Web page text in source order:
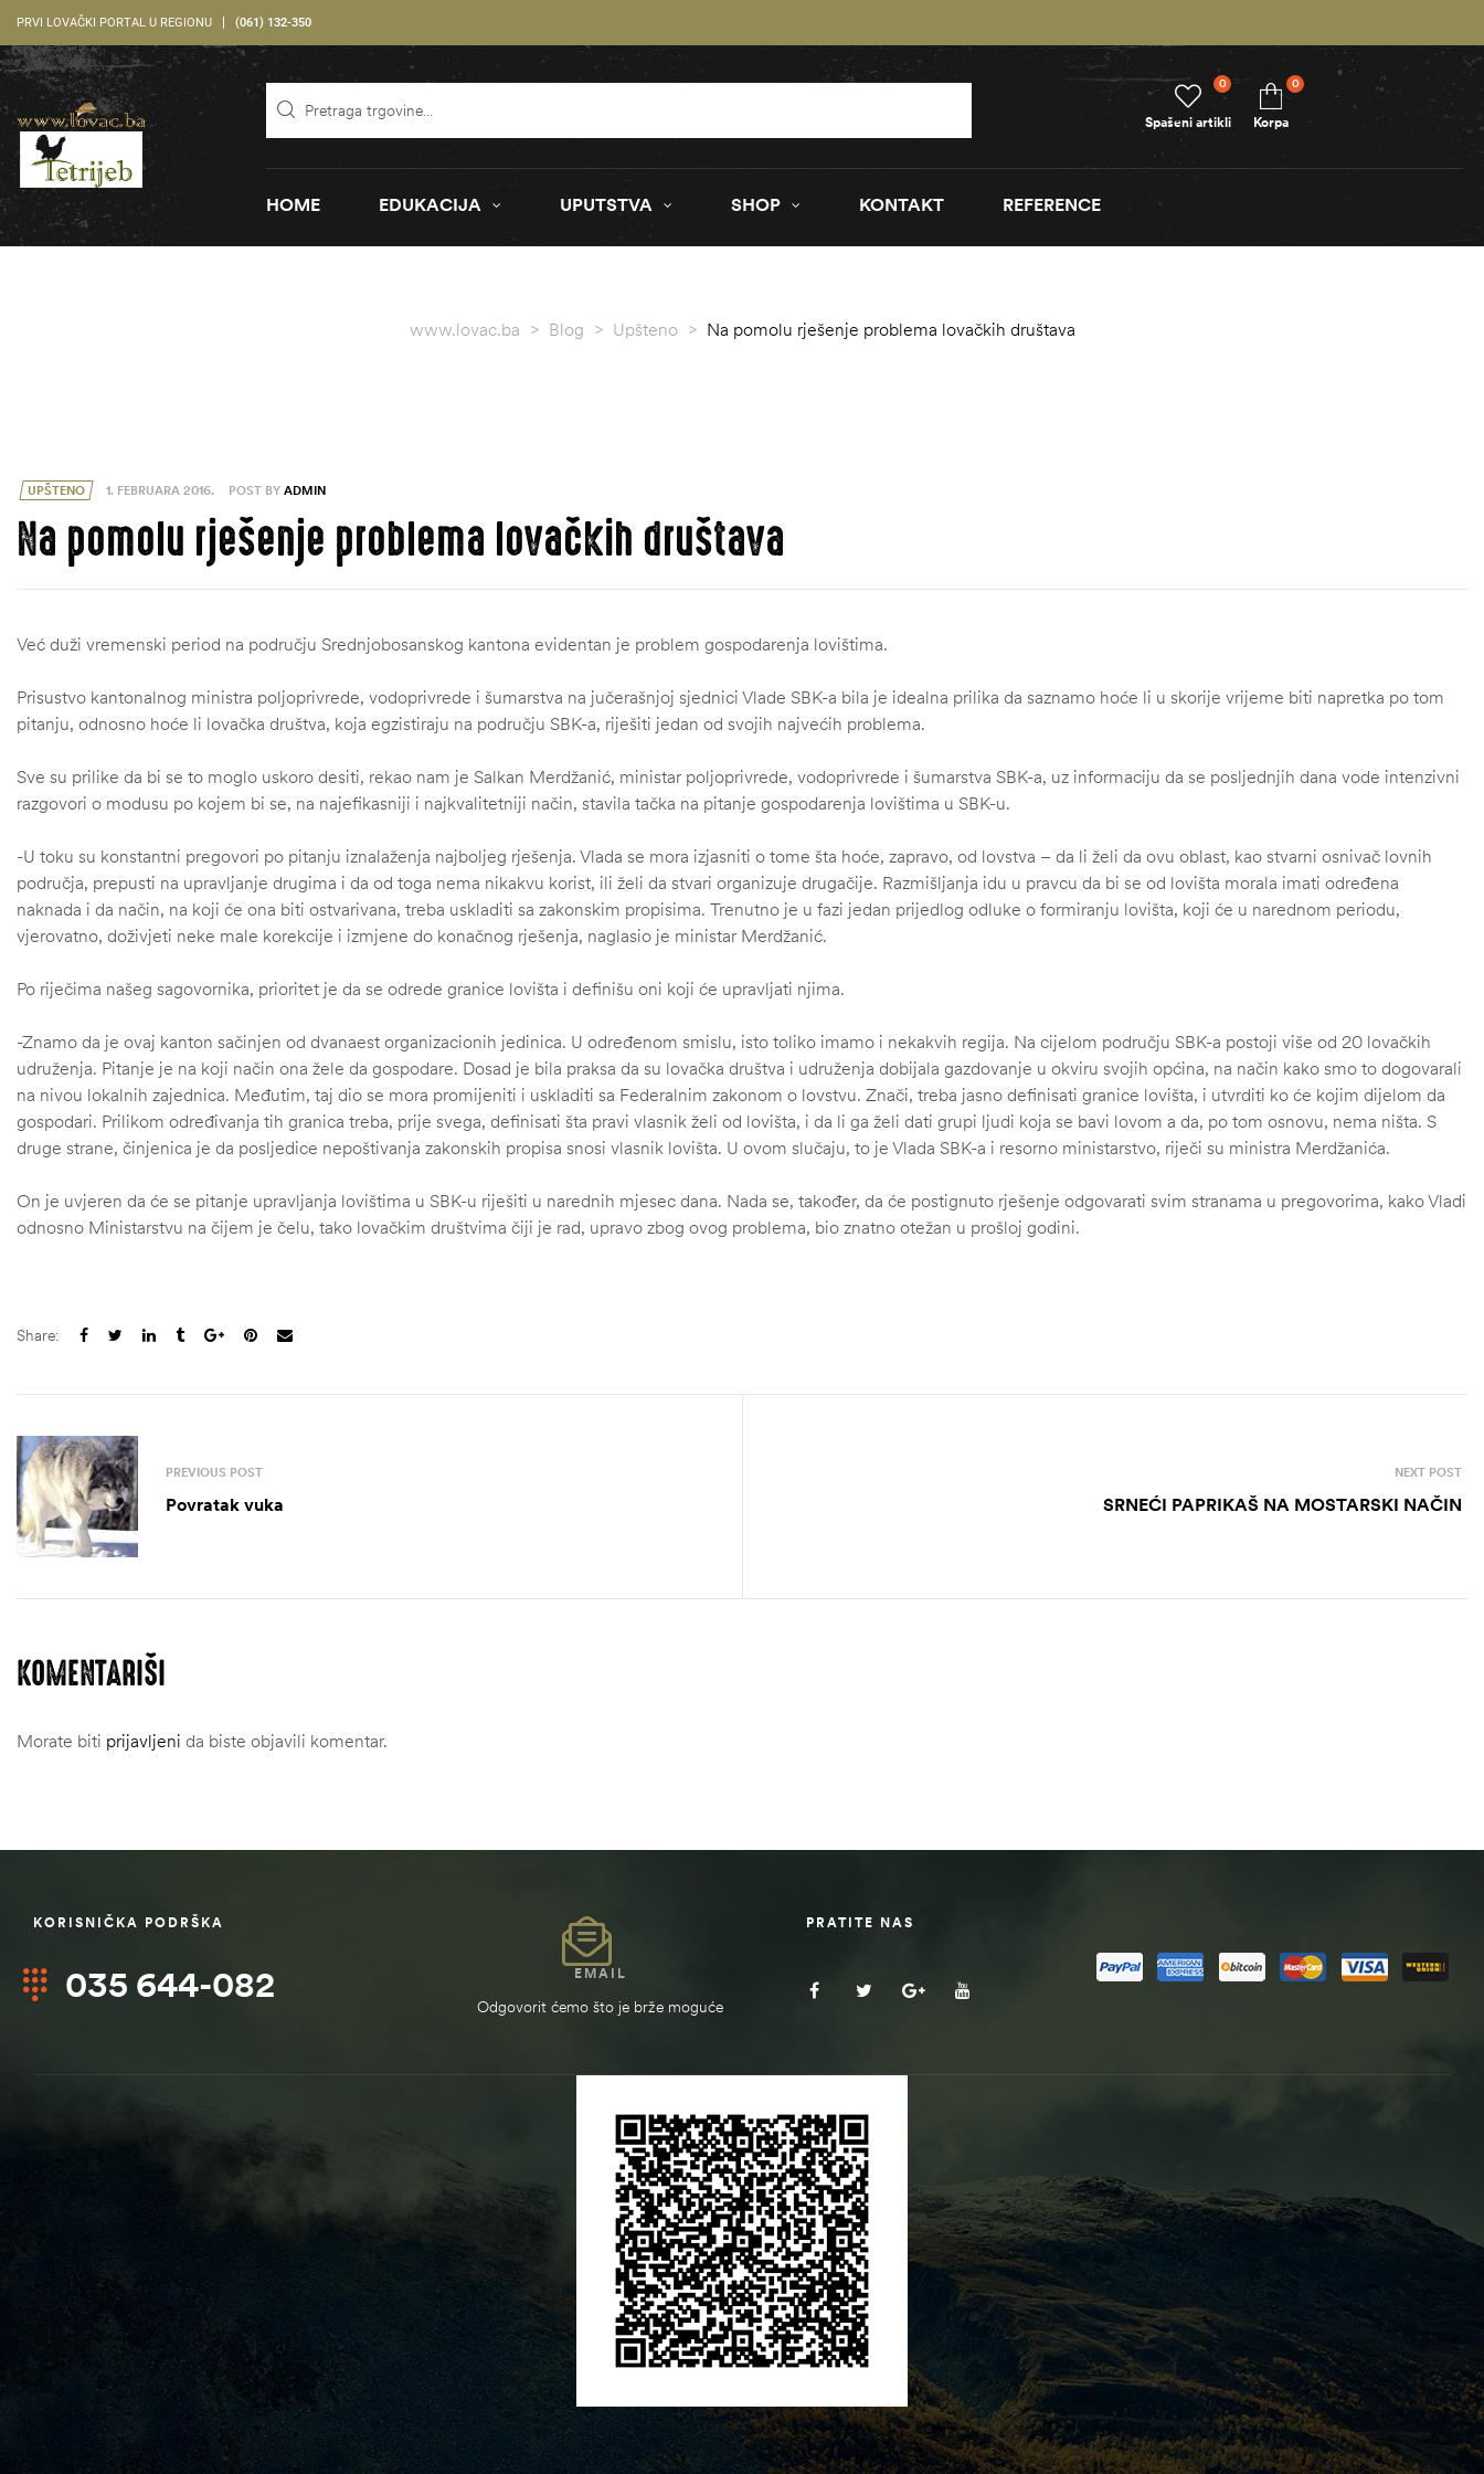
PRVI LOVAČKI PORTAL U REGIONU (061) 132-350
Spašeni artikli
0
Korpa
0
HOME EDUKACIJA UPUTSTVA SHOP KONTAKT REFERENCE
www.lovac.ba > Blog > Upšteno > Na pomolu rješenje problema lovačkih društava
UPŠTENO 1. FEBRUARA 2016. POST BY ADMIN
Na pomolu rješenje problema lovačkih društava
Već duži vremenski period na području Srednjobosanskog kantona evidentan je problem gospodarenja lovištima.
Prisustvo kantonalnog ministra poljoprivrede, vodoprivrede i šumarstva na jučerašnjoj sjednici Vlade SBK-a bila je idealna prilika da saznamo hoće li u skorije vrijeme biti napretka po tom
pitanju, odnosno hoće li lovačka društva, koja egzistiraju na području SBK-a, riješiti jedan od svojih najvećih problema.
Sve su prilike da bi se to moglo uskoro desiti, rekao nam je Salkan Merdžanić, ministar poljoprivrede, vodoprivrede i šumarstva SBK-a, uz informaciju da se posljednjih dana vode intenzivni
razgovori o modusu po kojem bi se, na najefikasniji i najkvalitetniji način, stavila tačka na pitanje gospodarenja lovištima u SBK-u.
-U toku su konstantni pregovori po pitanju iznalaženja najboljeg rješenja. Vlada se mora izjasniti o tome šta hoće, zapravo, od lovstva – da li želi da ovu oblast, kao stvarni osnivač lovnih
područja, prepusti na upravljanje drugima i da od toga nema nikakvu korist, ili želi da stvari organizuje drugačije. Razmišljanja idu u pravcu da bi se od lovišta morala imati određena
naknada i da način, na koji će ona biti ostvarivana, treba uskladiti sa zakonskim propisima. Trenutno je u fazi jedan prijedlog odluke o formiranju lovišta, koji će u narednom periodu,
vjerovatno, doživjeti neke male korekcije i izmjene do konačnog rješenja, naglasio je ministar Merdžanić.
Po riječima našeg sagovornika, prioritet je da se odrede granice lovišta i definišu oni koji će upravljati njima.
-Znamo da je ovaj kanton sačinjen od dvanaest organizacionih jedinica. U određenom smislu, isto toliko imamo i nekakvih regija. Na cijelom području SBK-a postoji više od 20 lovačkih
udruženja. Pitanje je na koji način ona žele da gospodare. Dosad je bila praksa da su lovačka društva i udruženja dobijala gazdovanje u okviru svojih općina, na način kako smo to dogovarali
na nivou lokalnih zajednica. Međutim, taj dio se mora promijeniti i uskladiti sa Federalnim zakonom o lovstvu. Znači, treba jasno definisati granice lovišta, i utvrditi ko će kojim dijelom da
gospodari. Prilikom određivanja tih granica treba, prije svega, definisati šta pravi vlasnik želi od lovišta, i da li ga želi dati grupi ljudi koja se bavi lovom a da, po tom osnovu, nema ništa. S
druge strane, činjenica je da posljedice nepoštivanja zakonskih propisa snosi vlasnik lovišta. U ovom slučaju, to je Vlada SBK-a i resorno ministarstvo, riječi su ministra Merdžanića.
On je uvjeren da će se pitanje upravljanja lovištima u SBK-u riješiti u narednih mjesec dana. Nada se, također, da će postignuto rješenje odgovarati svim stranama u pregovorima, kako Vladi
odnosno Ministarstvu na čijem je čelu, tako lovačkim društvima čiji je rad, upravo zbog ovog problema, bio znatno otežan u prošloj godini.
Share:
PREVIOUS POST
Povratak vuka
NEXT POST
SRNEĆI PAPRIKAŠ NA MOSTARSKI NAČIN
KOMENTARIŠI
Morate biti prijavljeni da biste objavili komentar.
KORISNIČKA PODRŠKA
035 644-082 EMAIL
Odgovorit ćemo što je brže moguće
PRATITE NAS